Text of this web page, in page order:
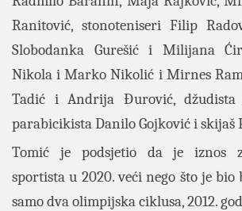
Ranitović, stonoteniseri Filip
Slobodanka Gurešić i Milijana
Nikola i Marko Nikolić i Mirnes
Tadić i Andrija Đurović, džudista
parabicikista Danilo Gojković i skijaš
Tomić je podsjetio da je iznos
sportista u 2020. veći nego što je bio
samo dva olimpijska ciklusa, 2012.